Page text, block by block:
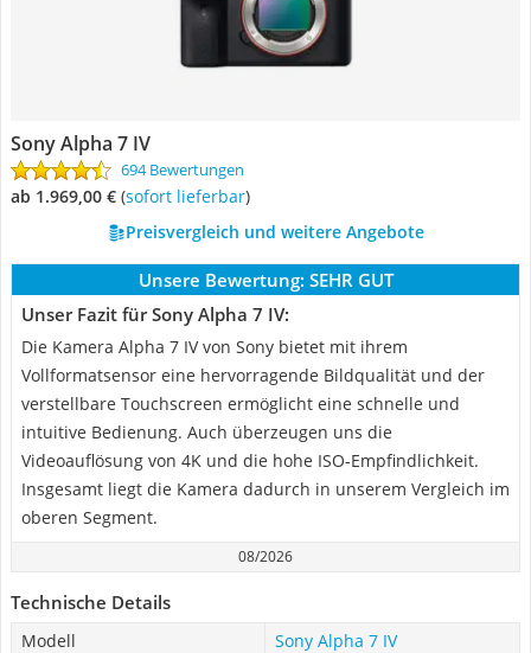
Sony Alpha 7 IV
694 Bewertungen
ab 1.969,00 € ( Sofort lieferbar)
Preisvergleich und weitere Angebote
Unsere Bewertung: SEHR GUT
Unser Fazit für Sony Alpha 7 IV:
Die Kamera Alpha 7 IV von Sony bietet mit ihrem
Vollformatsensor eine hervorragende Bildqualität und der
verstellbare Touchscreen ermöglicht eine schnelle und
intuitive Bedienung. Auch überzeugen uns die
Videoauflösung von 4K und die hohe ISO-Empfindlichkeit.
Insgesamt liegt die Kamera dadurch in unserem Vergleich im
oberen Segment.
08/2026
Technische Details
Modell
Sony Alpha 7 IV